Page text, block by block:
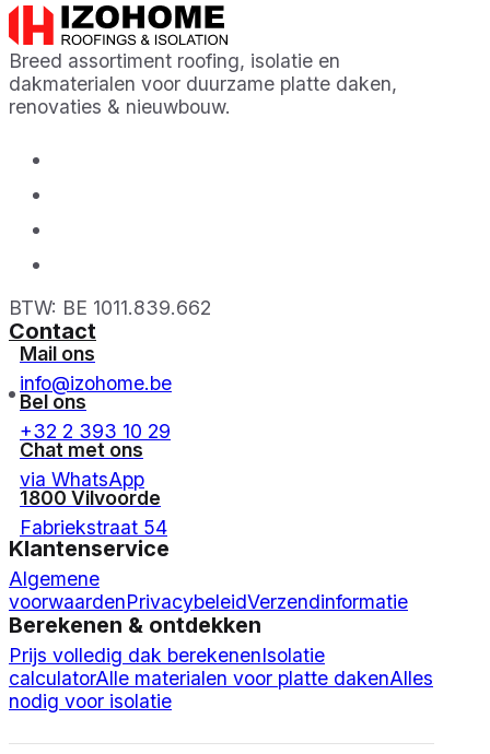
Breed assortiment roofing, isolatie en
dakmaterialen voor duurzame platte daken,
renovaties & nieuwbouw.
BTW: BE 1011.839.662
Contact
Mail ons
info@izohome.be
Bel ons
+32 2 393 10 29
Chat met ons
via WhatsApp
1800 Vilvoorde
Fabriekstraat 54
Klantenservice
Algemene
voorwaardenPrivacybeleidVerzendinformatie
Berekenen & ontdekken
Prijs volledig dak berekenenIsolatie
calculatorAlle materialen voor platte dakenAlles
nodig voor isolatie